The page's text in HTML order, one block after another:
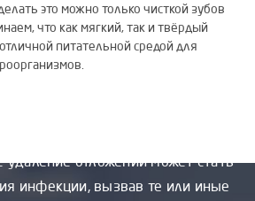
это можно только чисткой зубов
что как мягкий, так и твёрдый
питательной средой для
отложений может стать
инфекции, вызвав те или иные